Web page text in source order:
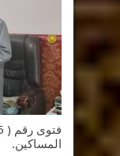
المساكين.